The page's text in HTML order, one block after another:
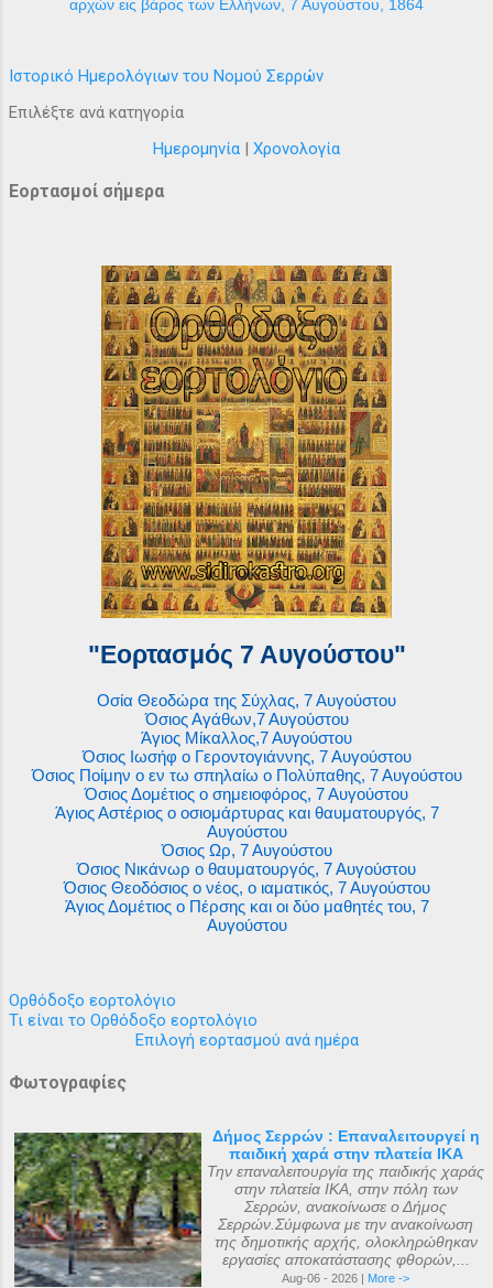
αρχών εις βάρος των Ελλήνων, 7 Αυγούστου, 1864
Ιστορικό Ημερολόγιων του Νομού Σερρών
Επιλέξτε ανά κατηγορία
Ημερομηνία | Χρονολογία
Εορτασμοί σήμερα
"Εορτασμός 7 Αυγούστου"
Οσία Θεοδώρα της Σύχλας, 7 Αυγούστου
Όσιος Αγάθων,7 Αυγούστου
Άγιος Μίκαλλος,7 Αυγούστου
Όσιος Ιωσήφ ο Γεροντογιάννης, 7 Αυγούστου
Όσιος Ποίμην ο εν τω σπηλαίω ο Πολύπαθης, 7 Αυγούστου
Όσιος Δομέτιος ο σημειοφόρος, 7 Αυγούστου
Άγιος Αστέριος ο οσιομάρτυρας και θαυματουργός, 7
Αυγούστου
Όσιος Ωρ, 7 Αυγούστου
Όσιος Νικάνωρ ο θαυματουργός, 7 Αυγούστου
Όσιος Θεοδόσιος ο νέος, ο ιαματικός, 7 Αυγούστου
Άγιος Δομέτιος ο Πέρσης και οι δύο μαθητές του, 7
Αυγούστου
Ορθόδοξο εορτολόγιο
Τι είναι το Ορθόδοξο εορτολόγιο
Επιλογή εορτασμού ανά ημέρα
Φωτογραφίες
Δήμος Σερρών : Επαναλειτουργεί η
παιδική χαρά στην πλατεία ΙΚΑ
Την επαναλειτουργία της παιδικής χαράς
στην πλατεία ΙΚΑ, στην πόλη των
Σερρών, ανακοίνωσε ο Δήμος
Σερρών.Σύμφωνα με την ανακοίνωση
της δημοτικής αρχής, ολοκληρώθηκαν
εργασίες αποκατάστασης φθορών,...
Aug-06 - 2026 | More ->